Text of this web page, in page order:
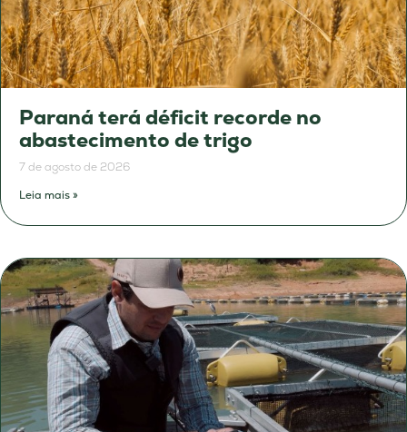
Paraná terá déficit recorde no
abastecimento de trigo
7 de agosto de 2026
Leia mais »